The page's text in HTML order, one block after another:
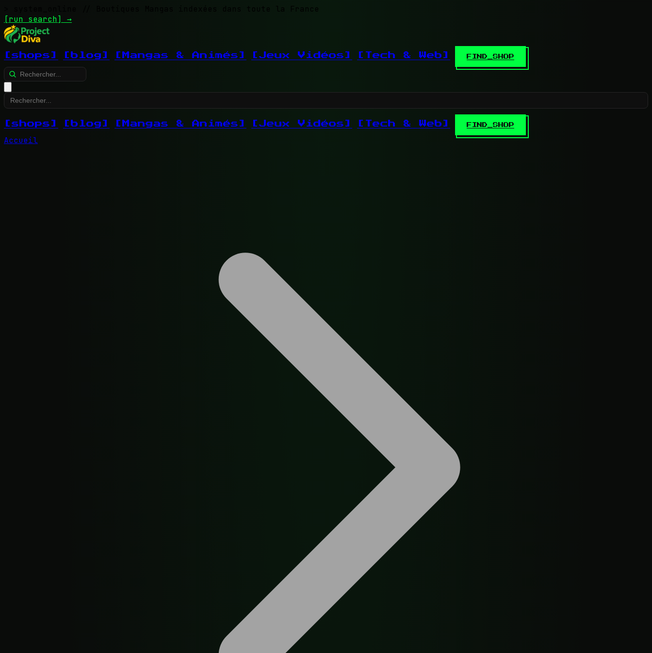
// Boutiques Mangas indexées dans toute la France
[run search] →
[shops] [blog] [Mangas & Animés] [Jeux Vidéos] [Tech & Web] FIND_SHOP
[shops] [blog] [Mangas & Animés] [Jeux Vidéos] [Tech & Web] FIND_SHOP
Accueil